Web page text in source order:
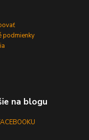
podmienky
na blogu